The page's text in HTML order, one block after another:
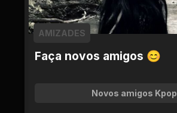
Faça novos amigos 😊
AMIZADES
Novos amigos Kpop